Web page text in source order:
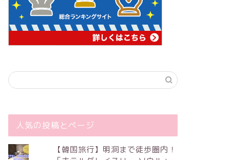
人気の投稿とページ
【韓国旅行】明洞まで徒歩圏内！